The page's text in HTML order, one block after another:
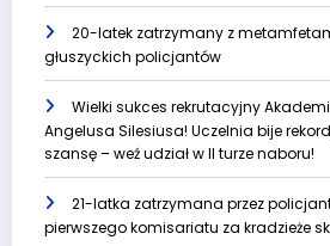
20-latek zatrzymany z
głuszyckich policjantów
Wielki sukces rekrutacyjny
Angelusa Silesiusa! Uczelnia bije
szansę – weź udział w II turze naboru!
21-latka zatrzymana przez
pierwszego komisariatu za kradzieże